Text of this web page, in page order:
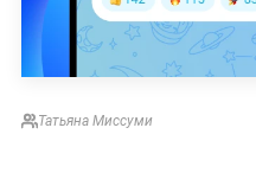
Татьяна Миссуми